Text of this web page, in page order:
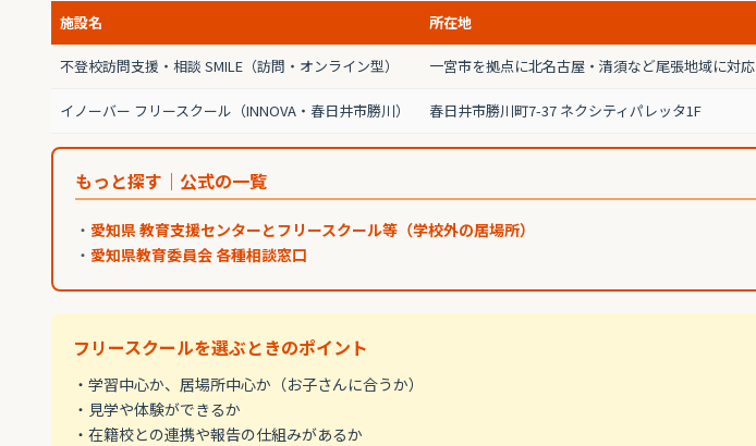
施設名 所在地
不登校訪問支援・相談 SMILE（訪問・オンライン型） 一宮市を拠点に北名古屋・清須など尾張地域に対応
イノーバー フリースクール（INNOVA・春日井市勝川） 春日井市勝川町7-37 ネクシティパレッタ1F
もっと探す｜公式の一覧
・ 愛知県 教育支援センターとフリースクール等（学校外の居場所）
・ 愛知県教育委員会 各種相談窓口
フリースクールを選ぶときのポイント
・学習中心か、居場所中心か（お子さんに合うか）
・見学や体験ができるか
・在籍校との連携や報告の仕組みがあるか